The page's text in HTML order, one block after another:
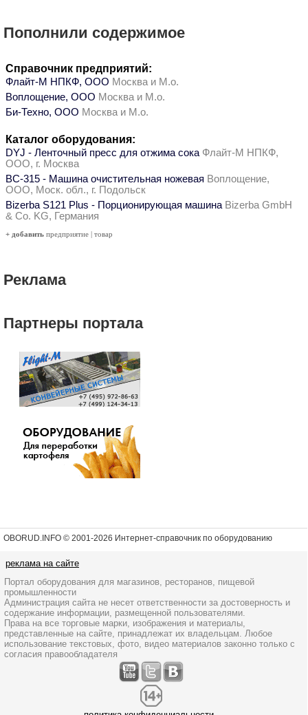
Пополнили содержимое
Справочник предприятий:
Флайт-М НПКФ, ООО Москва и М.о.
Воплощение, ООО Москва и М.о.
Би-Техно, ООО Москва и М.о.
Каталог оборудования:
DYJ - Ленточный пресс для отжима сока Флайт-М НПКФ,
ООО, г. Москва
ВС-315 - Машина очистительная ножевая Воплощение,
ООО, Моск. обл., г. Подольск
Bizerba S121 Plus - Порционирующая машина Bizerba GmbH
& Co. KG, Германия
+ добавить предприятие | товар
Реклама
Партнеры портала
OBORUD.INFO © 2001-2026 Интернет-справочник по оборудованию
реклама на сайте
Портал оборудования для магазинов, ресторанов, пищевой
промышленности
Администрация сайта не несет ответственности за достоверность и
содержание информации, размещенной пользователями.
Права на все торговые марки, изображения и материалы,
представленные на сайте, принадлежат их владельцам. Любое
использование текстовых, фото, видео материалов законно только с
согласия правообладателя